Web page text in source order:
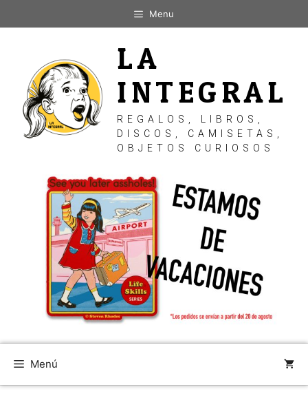
al
Menu
LA
INTEGRAL
REGALOS, LIBROS,
DISCOS, CAMISETAS,
OBJETOS CURIOSOS
Menú